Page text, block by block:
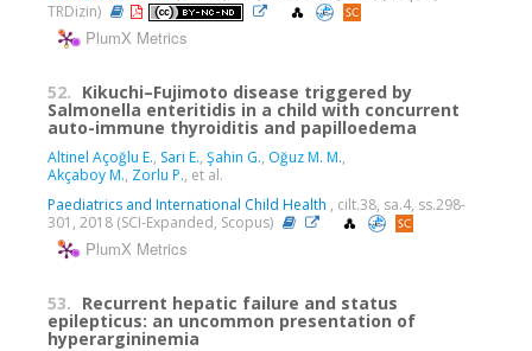
TRDizin)
PlumX Metrics
52. Kikuchi–Fujimoto disease triggered by
Salmonella enteritidis in a child with concurrent
auto-immune thyroiditis and papilloedema
Altinel Açoğlu E., Sari E., Şahin G., Oğuz M. M.,
Akçaboy M., Zorlu P., et al.
Paediatrics and International Child Health , cilt.38, sa.4, ss.298-
301, 2018 (SCI-Expanded, Scopus)
PlumX Metrics
53. Recurrent hepatic failure and status
epilepticus: an uncommon presentation of
hyperargininemia